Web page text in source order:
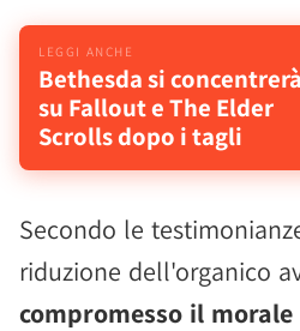
Bethesda si concentrerà
su Fallout e The Elder
Scrolls dopo i tagli
Secondo le
riduzione dell'organico
compromesso il